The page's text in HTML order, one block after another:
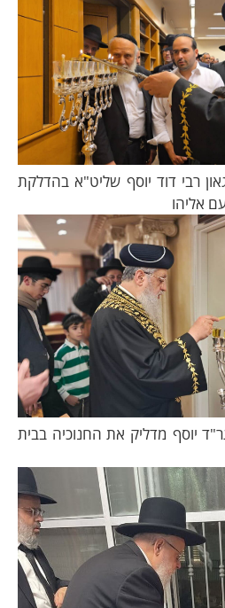
רבי דוד יוסף שליט"א בהדלקת
יוסף מדליק את החנוכיה בבית